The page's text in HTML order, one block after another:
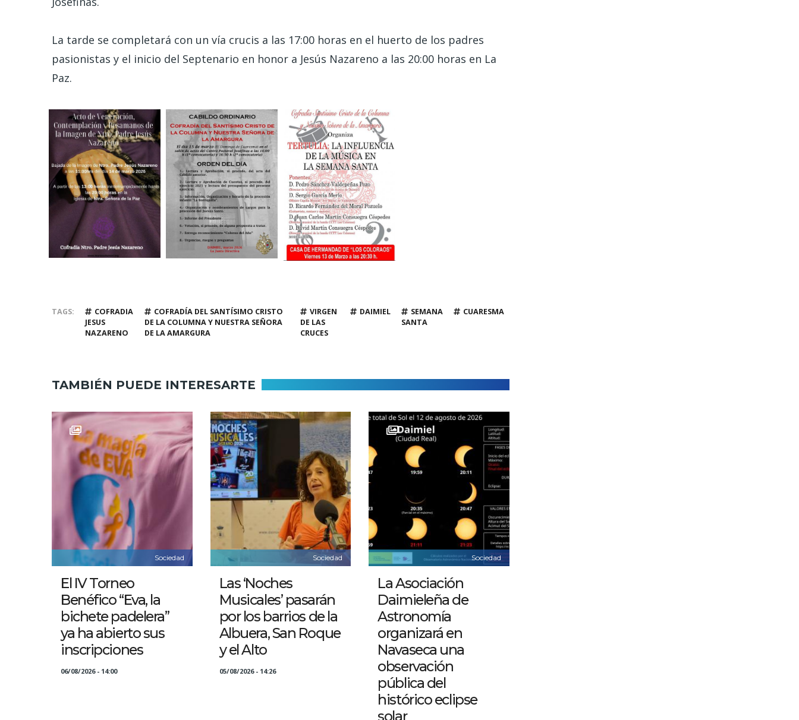
La tarde se completará con un vía crucis a las 17:00 horas en el huerto de los padres
pasionistas y el inicio del Septenario en honor a Jesús Nazareno a las 20:00 horas en La
Paz.
TAGS
COFRADIA
JESUS
NAZARENO
COFRADÍA DEL SANTÍSIMO CRISTO
DE LA COLUMNA Y NUESTRA SEÑORA
DE LA AMARGURA
VIRGEN
DE LAS
CRUCES
DAIMIEL
SEMANA
SANTA
CUARESMA
TAMBIÉN PUEDE INTERESARTE
Sociedad
El IV Torneo
Benéfico “Eva, la
bichete padelera”
ya ha abierto sus
inscripciones
06/08/2026 - 14:00
Sociedad
Las ‘Noches
Musicales’ pasarán
por los barrios de la
Albuera, San Roque
y el Alto
05/08/2026 - 14:26
Sociedad
La Asociación
Daimieleña de
Astronomía
organizará en
Navaseca una
observación
pública del
histórico eclipse
solar